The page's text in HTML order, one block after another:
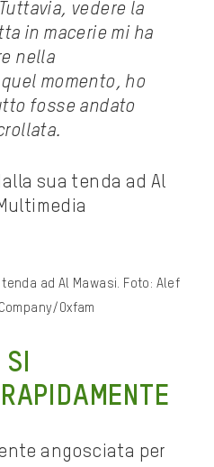
vedere la
in macerie mi ha
nella
momento, ho
fosse andato
ad Al Mawasi. Foto: Alef
Oxfam
angosciata per